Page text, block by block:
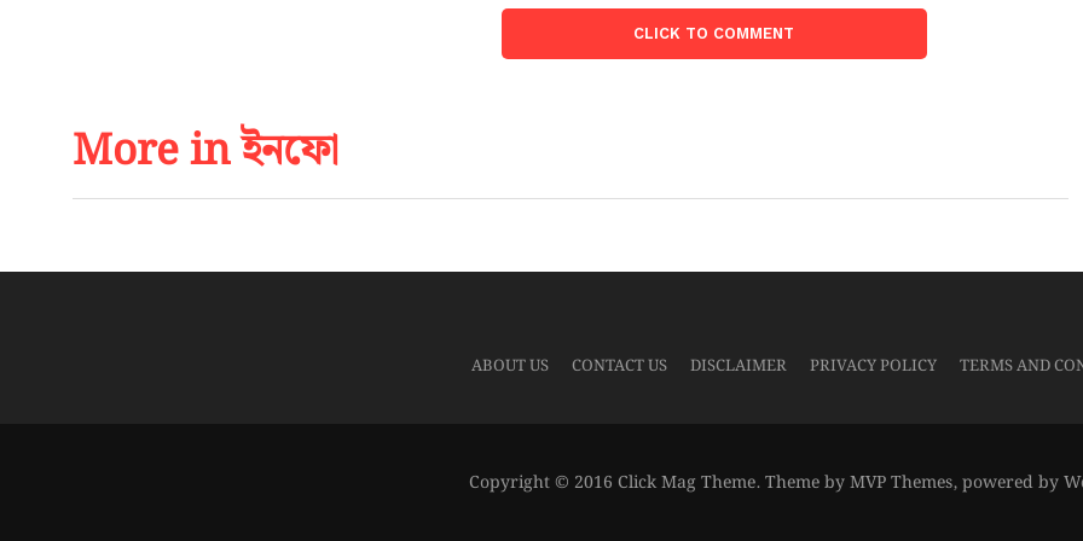
CLICK TO COMMENT
More in ইনফো
ABOUT US CONTACT US DISCLAIMER PRIVACY POLICY TERMS AND
Copyright © 2016 Click Mag Theme. Theme by MVP Themes, powered by